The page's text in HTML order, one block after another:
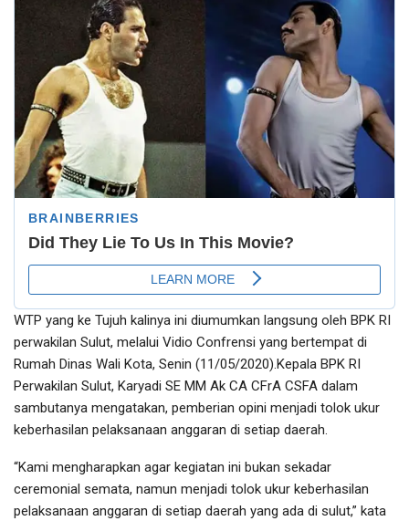
WTP yang ke Tujuh kalinya ini diumumkan langsung oleh BPK RI
perwakilan Sulut, melalui Vidio Confrensi yang bertempat di
Rumah Dinas Wali Kota, Senin (11/05/2020).Kepala BPK RI
Perwakilan Sulut, Karyadi SE MM Ak CA CFrA CSFA dalam
sambutanya mengatakan, pemberian opini menjadi tolok ukur
keberhasilan pelaksanaan anggaran di setiap daerah.
“Kami mengharapkan agar kegiatan ini bukan sekadar
ceremonial semata, namun menjadi tolok ukur keberhasilan
pelaksanaan anggaran di setiap daerah yang ada di sulut,” kata